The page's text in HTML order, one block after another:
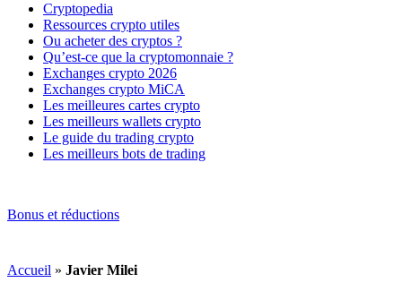
Cryptopedia
Ressources crypto utiles
Ou acheter des cryptos ?
Qu’est-ce que la cryptomonnaie ?
Exchanges crypto 2026
Exchanges crypto MiCA
Les meilleures cartes crypto
Les meilleurs wallets crypto
Le guide du trading crypto
Les meilleurs bots de trading
Bonus et réductions
Accueil » Javier Milei